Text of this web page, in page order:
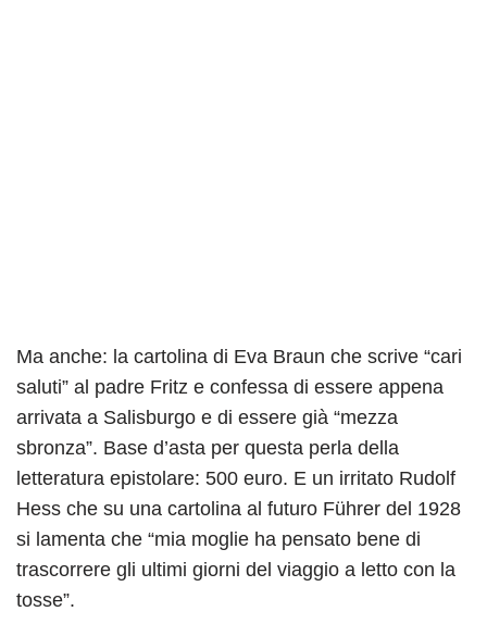
Ma anche: la cartolina di Eva Braun che scrive “cari
saluti” al padre Fritz e confessa di essere appena
arrivata a Salisburgo e di essere già “mezza
sbronza”. Base d’asta per questa perla della
letteratura epistolare: 500 euro. E un irritato Rudolf
Hess che su una cartolina al futuro Führer del 1928
si lamenta che “mia moglie ha pensato bene di
trascorrere gli ultimi giorni del viaggio a letto con la
tosse”.